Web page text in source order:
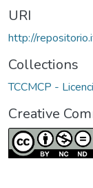
URI
http://
Collections
TCCMCP -
Creative